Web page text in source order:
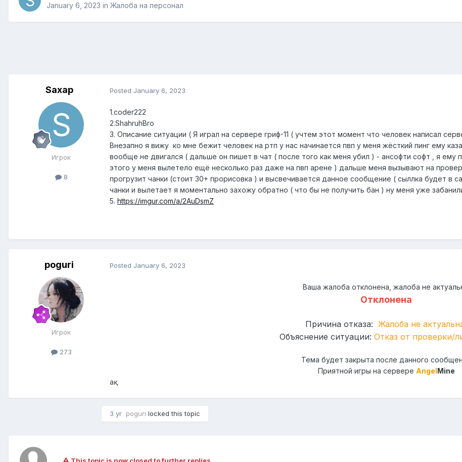
January 6, 2023 in Жалоба на персонал
Saxap
Игрок
8
Posted January 6, 2023
1.coder222
2.ShahruhBro
3. Описание ситуации ( Я играл на сервере гриф-11 ( учтем этот момент что человек написал
Внезапно я вижу ко мне бежит человек на ртп у нас начинается пвп у меня жёсткий пинг ему
вообще не двигался ( дальше он пишет в чат ( после того как меня убил ) - ансофти софт , я
этого у меня вылетело ещё несколько раз даже на пвп арене ) дальше меня вызывают на
прогрузит чанки (стоит 30+ прорисовка ) и высвечивается данное сообщение ( сыллка будет в
чанки и вылетает я моментально захожу обратно ( что бы не получить бан ) ну меня уже
5. https://imgur.com/a/2AuDsmZ
poguri
Игрок
273
Posted January 6, 2023
Ваша жалоба отклонена, жалоба не
Отклонена
Причина отказа: Жалоба не
Объяснение ситуации: Отказ от проверки/
Тема будет закрыта после данного
Приятной игры на сервере AngelMine
ақ
3 yr poguri locked this topic